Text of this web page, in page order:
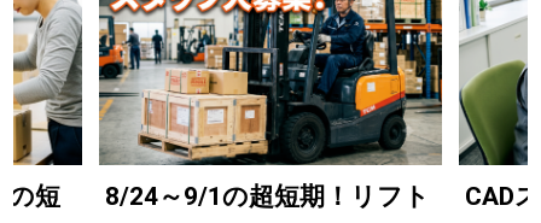
の短
8/24～9/1の超短期！リフト
CAD